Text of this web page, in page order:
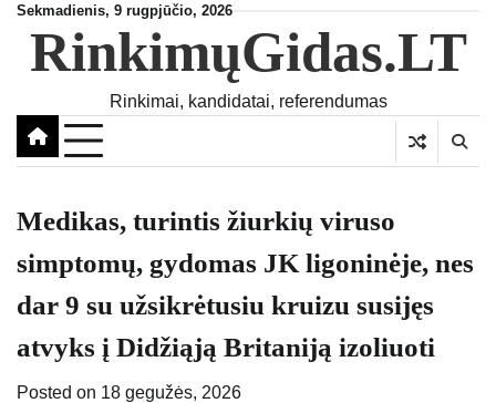
Skip
content
Sekmadienis, 9 rugpjūčio, 2026
RinkimųGidas.LT
Rinkimai, kandidatai, referendumas
Medikas, turintis žiurkių viruso
simptomų, gydomas JK ligoninėje, nes
dar 9 su užsikrėtusiu kruizu susijęs
atvyks į Didžiąją Britaniją izoliuoti
Posted on 18 gegužės, 2026